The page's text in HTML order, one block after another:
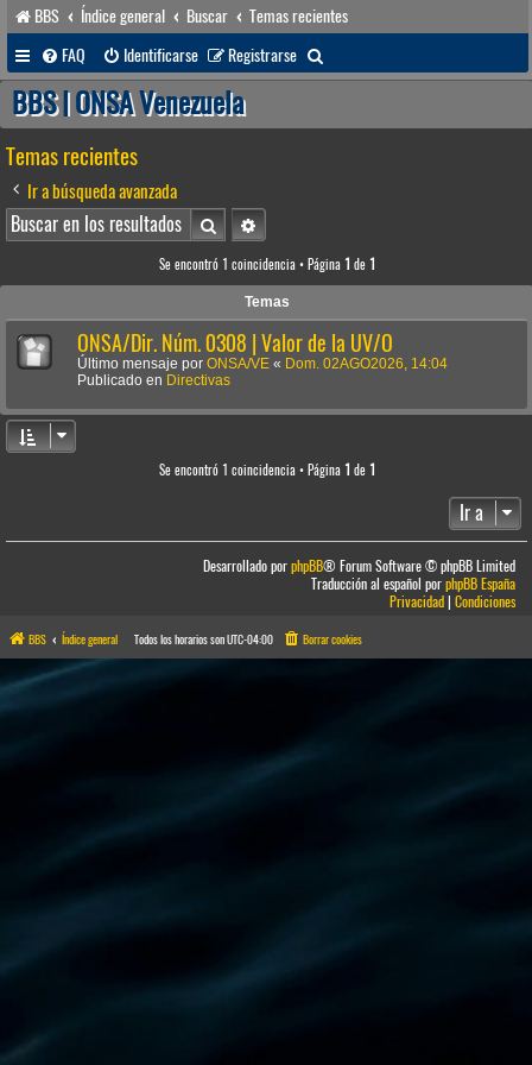
BBS Índice general Buscar
Temas recientes
FAQ
Identificarse Registrarse
u
BBS | ONSA Venezuela
Temas recientes
Ir a búsqueda avanzada
BuscarBúsqueda avanzada
Se encontró 1 coincidencia • Página 1 de 1
Temas
ONSA/Dir. Núm. 0308 | Valor de la UV/O
Último mensaje por ONSA/VE « Dom. 02AGO2026, 14:04
Publicado en Directivas
Se encontró 1 coincidencia • Página 1 de 1
Ir a
Desarrollado porphpBB® Forum Software © phpBB Limited
Traducción al español porphpBB España
Privacidad|Condiciones
BBS Índice general Todos los horarios sonUTC-04:00 Borrar cookies